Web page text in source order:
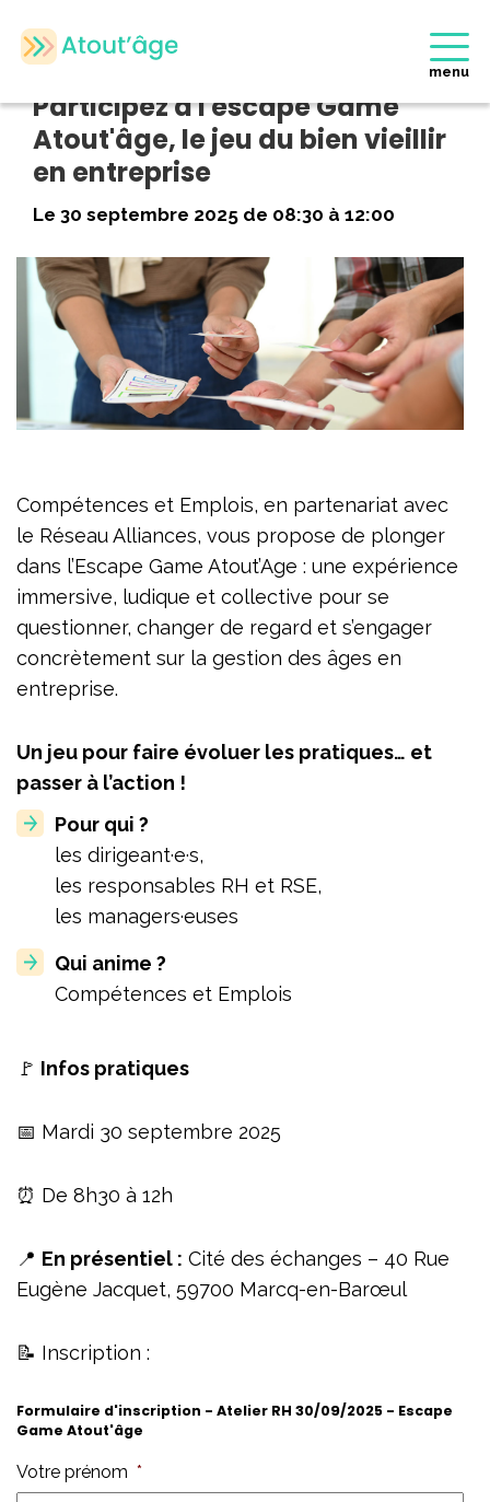
menu
Accueil > Evènements > Participez à l’escape Game Atout’âge, le
jeu du bien vieillir en entreprise
Participez à l'escape Game
Atout'âge, le jeu du bien vieillir
en entreprise
Le 30 septembre 2025 de 08:30 à 12:00
Compétences et Emplois, en partenariat avec
le Réseau Alliances, vous propose de plonger
dans l’Escape Game Atout’Age : une expérience
immersive, ludique et collective pour se
questionner, changer de regard et s’engager
concrètement sur la gestion des âges en
entreprise.
Un jeu pour faire évoluer les pratiques… et
passer à l’action !
Pour qui ?
les dirigeant·e·s,
les responsables RH et RSE,
les managers·euses
Qui anime ?
Compétences et Emplois
🚩 Infos pratiques
📅 Mardi 30 septembre 2025
⏰ De 8h30 à 12h
📍 En présentiel : Cité des échanges – 40 Rue
Eugène Jacquet, 59700 Marcq-en-Barœul
📝 Inscription :
Formulaire d'inscription - Atelier RH 30/09/2025 - Escape
Game Atout'âge
Votre prénom *